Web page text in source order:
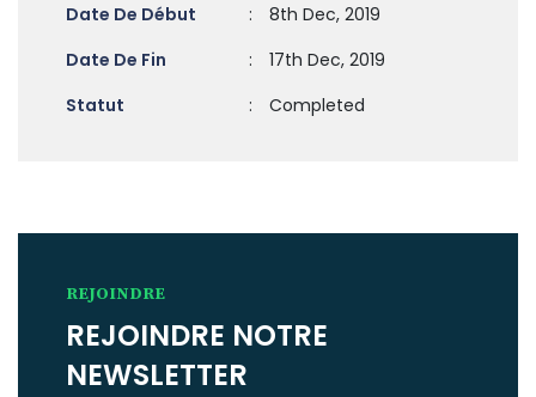
Date De Début
:
8th Dec, 2019
Date De Fin
:
17th Dec, 2019
Statut
: Completed
REJOINDRE
REJOINDRE NOTRE
NEWSLETTER